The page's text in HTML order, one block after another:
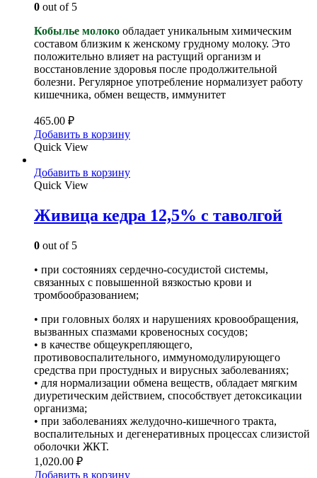
0 out of 5
Кобылье молоко обладает уникальным химическим
составом близким к женскому грудному молоку. Это
положительно влияет на растущий организм и
восстановление здоровья после продолжительной
болезни. Регулярное употребление нормализует работу
кишечника, обмен веществ, иммунитет
465.00 ₽
Добавить в корзину
Quick View
Добавить в корзину
Quick View
Живица кедра 12,5% с таволгой
0 out of 5
• при состояниях сердечно-сосудистой системы,
связанных с повышенной вязкостью крови и
тромбообразованием;
• при головных болях и нарушениях кровообращения,
вызванных спазмами кровеносных сосудов;
• в качестве общеукрепляющего,
противовоспалительного, иммуномодулирующего
средства при простудных и вирусных заболеваниях;
• для нормализации обмена веществ, обладает мягким
диуретическим действием, способствует детоксикации
организма;
• при заболеваниях желудочно-кишечного тракта,
воспалительных и дегенеративных процессах слизистой
оболочки ЖКТ.
1,020.00 ₽
Добавить в корзину